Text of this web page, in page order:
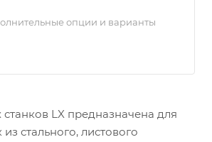
опции и варианты
LX предназначена для
стального, листового